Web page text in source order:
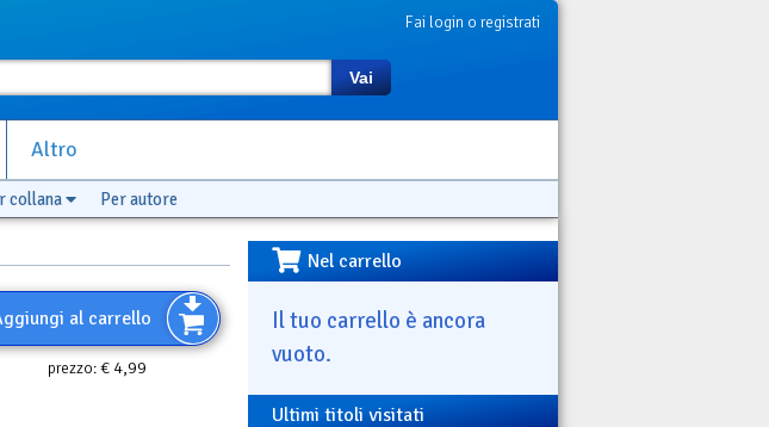
Fai login o registrati
Vai
Altro
collana Per autore
al carrello
prezzo:€ 4,99
Nel carrello
Il tuo carrello è ancora
vuoto.
Ultimi titoli visitati